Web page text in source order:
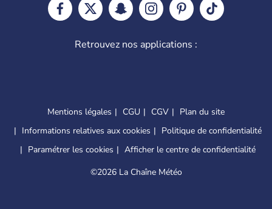
Retrouvez nos applications :
Mentions légales CGU CGV
Plan du site
Informations relatives aux cookies
Politique de confidentialité
Paramétrer les cookies
Afficher le centre de confidentialité
©2026 La Chaîne Météo